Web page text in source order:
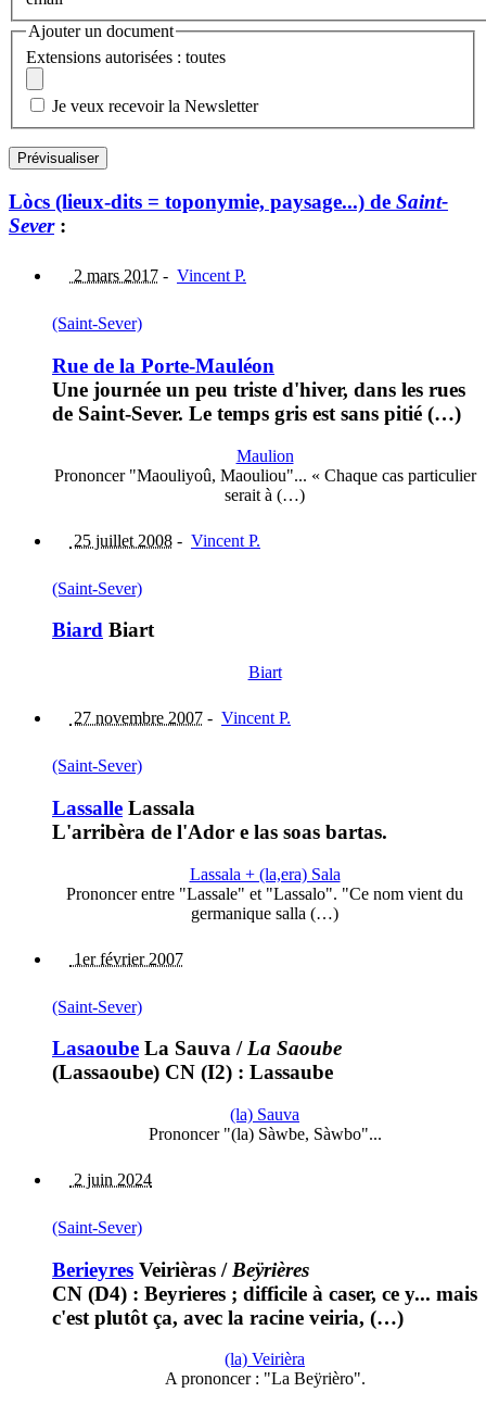
Ajouter un document
Extensions autorisées : toutes
Je veux recevoir la Newsletter
Lòcs (lieux-dits = toponymie, paysage...) de Saint-
Sever:
2 mars 2017 - Vincent P.
(Saint-Sever)
Rue de la Porte-Mauléon
Une journée un peu triste d'hiver, dans les rues
de Saint-Sever. Le temps gris est sans pitié (…)
Maulion
Prononcer "Maouliyoû, Maouliou"... « Chaque cas particulier
serait à (…)
25 juillet 2008 - Vincent P.
(Saint-Sever)
Biard Biart
Biart
27 novembre 2007 - Vincent P.
(Saint-Sever)
Lassalle Lassala
L'arribèra de l'Ador e las soas bartas.
Lassala + (la,era) Sala
Prononcer entre "Lassale" et "Lassalo". "Ce nom vient du
germanique salla (…)
1er février 2007
(Saint-Sever)
Lasaoube La Sauva /La Saoube
(Lassaoube) CN (I2) : Lassaube
(la) Sauva
Prononcer "(la) Sàwbe, Sàwbo"...
2 juin 2024
(Saint-Sever)
Berieyres Veirièras / Beÿrières
CN (D4) : Beyrieres ; difficile à caser, ce y... mais
c'est plutôt ça, avec la racine veiria, (…)
(la) Veirièra
A prononcer : "La Beÿrièro".